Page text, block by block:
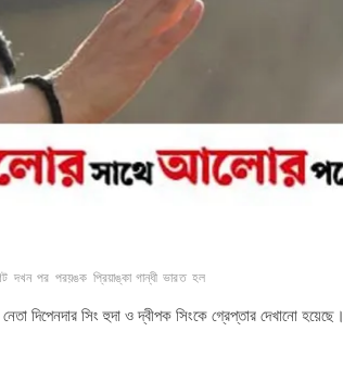
দখন পর পরয়ঙক প্রিয়াঙ্কা গান্ধী ভারত হল
দিপেনদার সিং হুদা ও দ্বীপক সিংকে গ্রেপ্তার দেখানো হয়েছে।